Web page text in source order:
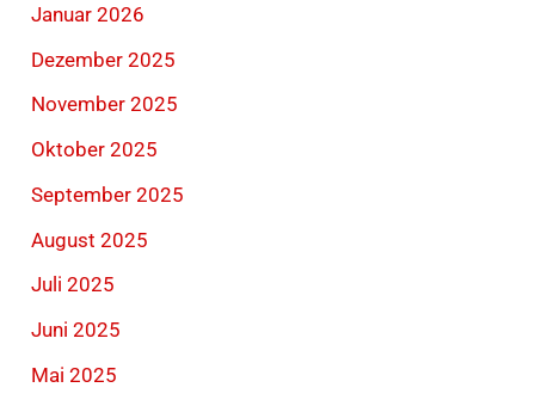
Januar 2026
Dezember 2025
November 2025
Oktober 2025
September 2025
August 2025
Juli 2025
Juni 2025
Mai 2025